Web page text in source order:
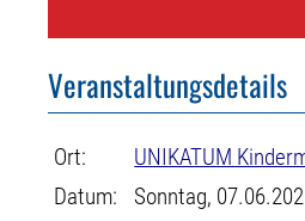
Veranstaltungsdetails
Ort:
UNIKATUM
Datum:
Sonntag,